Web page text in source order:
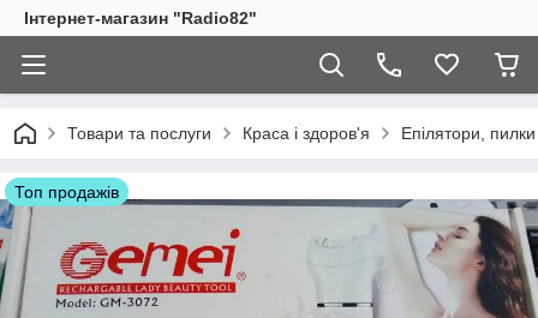
Інтернет-магазин "Radio82"
Товари та послуги Краса і здоров'я Епілятори,
Топ продажів